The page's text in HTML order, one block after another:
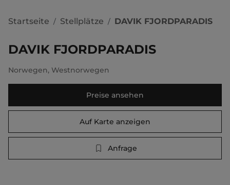
Startseite / Stellplätze / DAVIK FJORDPARADIS
DAVIK FJORDPARADIS
Norwegen, Westnorwegen
Preise ansehen
Auf Karte anzeigen
Anfrage